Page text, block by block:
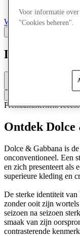
Winkels
Dolce &
Premiummerken
Ontdek Dolce
Dolce & Gabbana is
onconventioneel. Een
en zich presenteert als
superieure kleding en
De sterke identiteit van
zonder ooit zijn
seizoen na seizoen
smaak van zijn
contrasterende
Voor informatie
"Cookies beheren".